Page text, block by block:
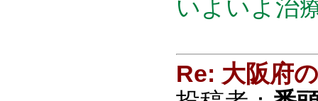
いよいよ治
Re: 大阪府